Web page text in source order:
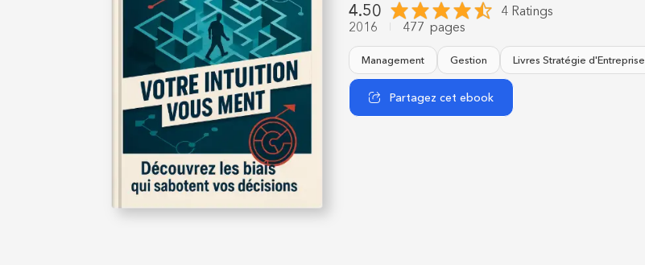
4.50
4 Ratings
2016
477 pages
Management Gestion Livres Stratégie d'Entreprise
Partagez cet ebook